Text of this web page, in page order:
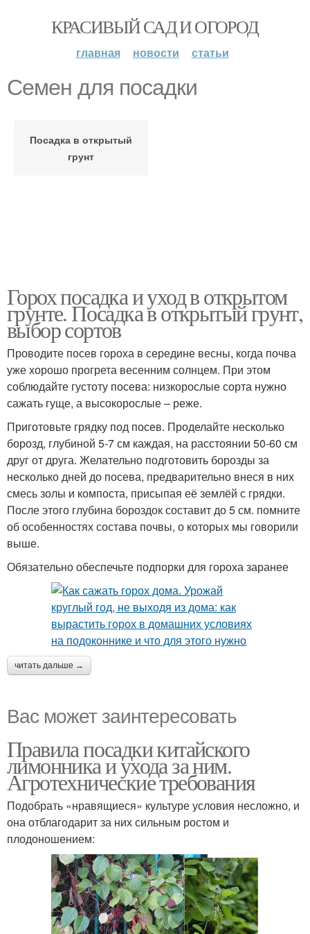
КРАСИВЫЙ САД И ОГОРОД
главная новости статьи
Семен для посадки
Посадка в открытый
грунт
Горох посадка и уход в открытом
грунте. Посадка в открытый грунт,
выбор сортов
Проводите посев гороха в середине весны, когда почва
уже хорошо прогрета весенним солнцем. При этом
соблюдайте густоту посева: низкорослые сорта нужно
сажать гуще, а высокорослые – реже.
Приготовьте грядку под посев. Проделайте несколько
борозд, глубиной 5-7 см каждая, на расстоянии 50-60 см
друг от друга. Желательно подготовить борозды за
несколько дней до посева, предварительно внеся в них
смесь золы и компоста, присыпая её землёй с грядки.
После этого глубина бороздок составит до 5 см. помните
об особенностях состава почвы, о которых мы говорили
выше.
Обязательно обеспечьте подпорки для гороха заранее
читать дальше →
Вас может заинтересовать
Правила посадки китайского
лимонника и ухода за ним.
Агротехнические требования
Подобрать «нравящиеся» культуре условия несложно, и
она отблагодарит за них сильным ростом и
плодоношением: